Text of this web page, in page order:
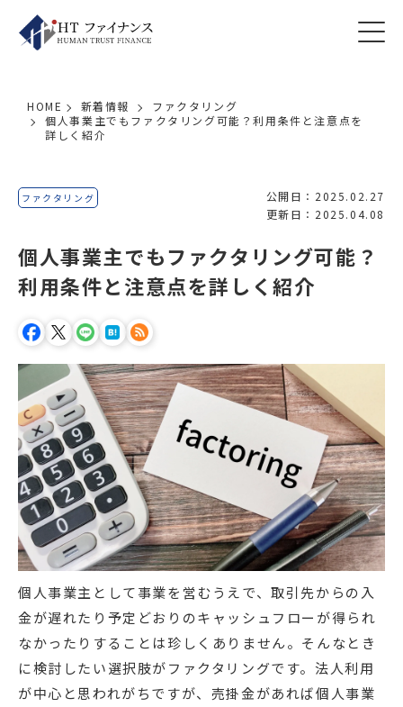
HOME 新着情報
ファクタリング
個人事業主でもファクタリング可能？利用条件と注意点を
詳しく紹介
ファクタリング
公開日：2025.02.27
更新日：2025.04.08
個人事業主でもファクタリング可能？
利用条件と注意点を詳しく紹介
個人事業主として事業を営むうえで、取引先からの入
金が遅れたり予定どおりのキャッシュフローが得られ
なかったりすることは珍しくありません。そんなとき
に検討したい選択肢がファクタリングです。法人利用
が中心と思われがちですが、売掛金があれば個人事業